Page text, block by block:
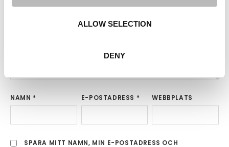
ALLOW SELECTION
DENY
NAMN * E-POSTADRESS * WEBBPLATS
SPARA MITT NAMN, MIN E-POSTADRESS OCH